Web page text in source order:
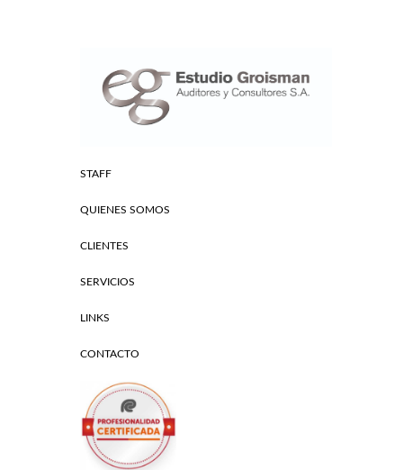
STAFF
QUIENES SOMOS
CLIENTES
SERVICIOS
LINKS
CONTACTO